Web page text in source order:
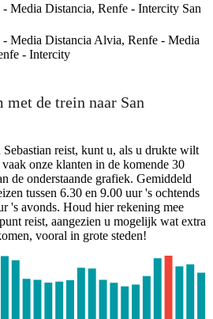
Media Distancia, Renfe - Intercity San
Media Distancia Alvia, Renfe - Media
- Intercity
©CARTO
met de trein naar San
reist, kunt u, als u drukte wilt
onze klanten in de komende 30
de onderstaande grafiek. Gemiddeld
tussen 6.30 en 9.00 uur 's ochtends
's avonds. Houd hier rekening mee
reist, aangezien u mogelijk wat extra
vooral in grote steden!